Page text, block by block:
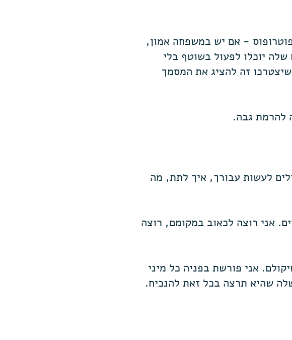
- אם יש במשפחה אמון,
יוכלו לפעול בשוטף בלי
שיצטרכו זה להציג את המסמך
להרמת גבה.
לעשות עבורך, איך לתת, מה
אני רוצה לכאוב במקומם, רוצה
אני פורשת בפניה כל מיני
שלה שהיא תרצה בכל זאת להנכיח.